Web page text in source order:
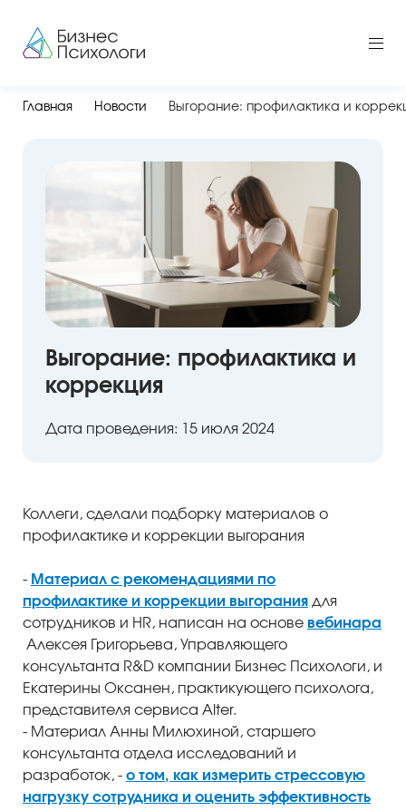
уровень
Главная Новости Выгорание: профилактика и
Выгорание: профилактика и
коррекция
Дата проведения: 15 июля 2024
Коллеги, сделали подборку материалов о
профилактике и коррекции выгорания
- Материал с рекомендациями по
профилактике и коррекции выгорания для
сотрудников и HR, написан на основе вебинара
Алексея Григорьева, Управляющего
консультанта R&D компании Бизнес Психологи, и
Екатерины Оксанен, практикующего психолога,
представителя сервиса Alter.
- Материал Анны Милюхиной, старшего
консультанта отдела исследований и
разработок, - о том, как измерить стрессовую
нагрузку сотрудника и оценить эффективность